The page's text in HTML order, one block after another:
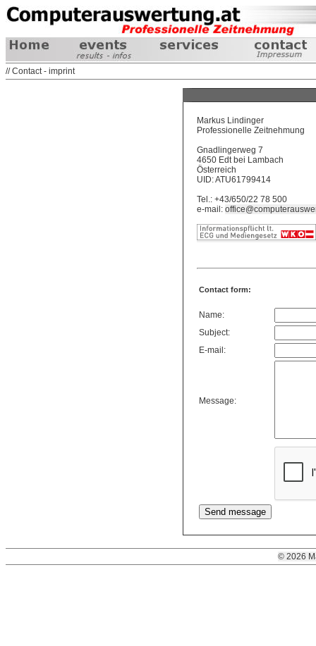
// Contact - imprint
Markus Lindinger
Professionelle Zeitnehmung
Gnadlingerweg 7
4650 Edt bei Lambach
Österreich
UID: ATU61799414
Tel.: +43/650/22 78 500
e-mail:
Contact form:
Name:
Subject:
E-mail:
Message:
© 2026